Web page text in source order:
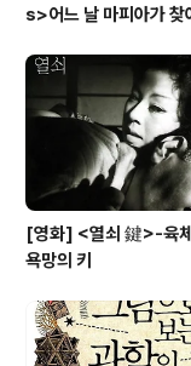
s>어느 날 마피아가 찾
[영화] <열쇠 鍵>-육
욕망의 키